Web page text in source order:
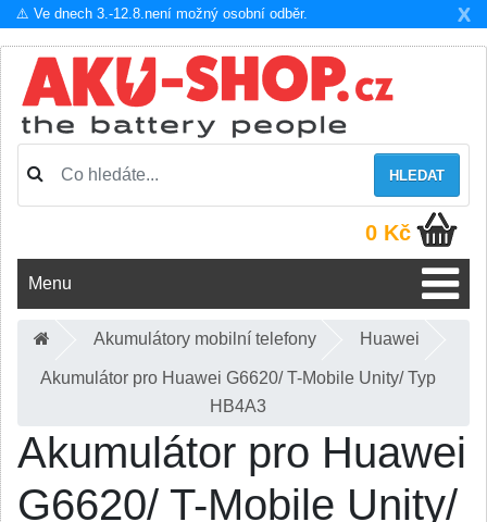
X
⚠️ Ve dnech 3.-12.8.není možný osobní odběr.
HLEDAT
0 Kč
Menu
Akumulátory mobilní telefony Huawei
Akumulátor pro Huawei G6620/ T-Mobile Unity/ Typ
HB4A3
Akumulátor pro Huawei
G6620/ T-Mobile Unity/